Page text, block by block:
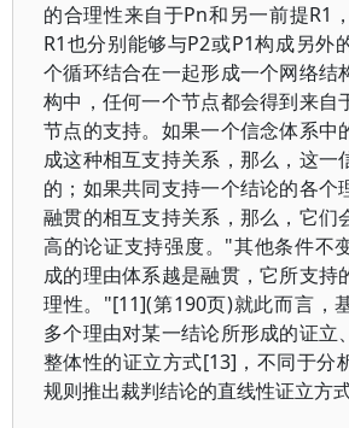
的合理性来自于Pn和另一前提R1
R1也分别能够与P2或P1构成另外
个循环结合在一起形成一个网络结
构中，任何一个节点都会得到来自
节点的支持。如果一个信念体系中
成这种相互支持关系，那么，这一
的；如果共同支持一个结论的各个
融贯的相互支持关系，那么，它们
高的论证支持强度。"其他条件不
成的理由体系越是融贯，它所支持
理性。"[11](第190页)就此而言，
多个理由对某一结论所形成的证立
整体性的证立方式[13]，不同于分
规则推出裁判结论的直线性证立方式